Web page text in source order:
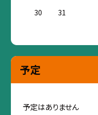
30
31
予定
予定はありません